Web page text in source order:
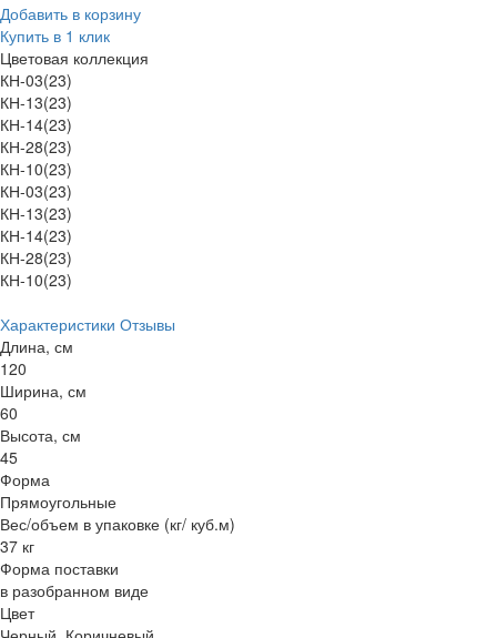
Добавить в корзину
Купить в 1 клик
Цветовая коллекция
КН-03(23)
КН-13(23)
КН-14(23)
КН-28(23)
КН-10(23)
КН-03(23)
КН-13(23)
КН-14(23)
КН-28(23)
КН-10(23)
Характеристики Отзывы
Длина, см
120
Ширина, см
60
Высота, см
45
Форма
Прямоугольные
Вес/объем в упаковке (кг/ куб.м)
37 кг
Форма поставки
в разобранном виде
Цвет